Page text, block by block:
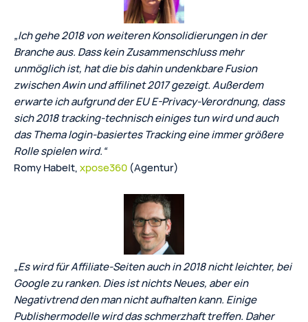
„Ich gehe 2018 von weiteren Konsolidierungen in der
Branche aus. Dass kein Zusammenschluss mehr
unmöglich ist, hat die bis dahin undenkbare Fusion
zwischen Awin und affilinet 2017 gezeigt. Außerdem
erwarte ich aufgrund der EU E-Privacy-Verordnung, dass
sich 2018 tracking-technisch einiges tun wird und auch
das Thema login-basiertes Tracking eine immer größere
Rolle spielen wird.“
Romy Habelt,xpose360 (Agentur)
„Es wird für Affiliate-Seiten auch in 2018 nicht leichter, bei
Google zu ranken. Dies ist nichts Neues, aber ein
Negativtrend den man nicht aufhalten kann. Einige
Publishermodelle wird das schmerzhaft treffen. Daher